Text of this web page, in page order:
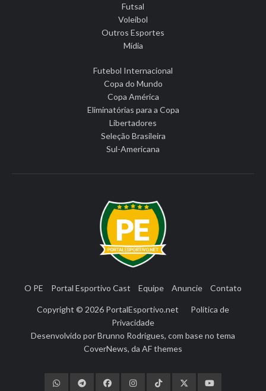
Futsal
Voleibol
Outros Esportes
Mídia
Futebol Internacional
Copa do Mundo
Copa América
Eliminatórias para a Copa
Libertadores
Seleção Brasileira
Sul-Americana
O PE Portal Esportivo Cast Equipe Anuncie Contato
Copyright © 2026 PortalEsportivo.net
Política de
Privacidade
Desenvolvido porBrunno Rodrigues, com base no tema
CoverNews, da AF themes